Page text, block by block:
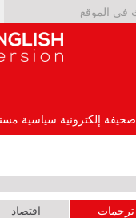
صحيفة إلكترونية سياسية
ترجمات اقتصاد